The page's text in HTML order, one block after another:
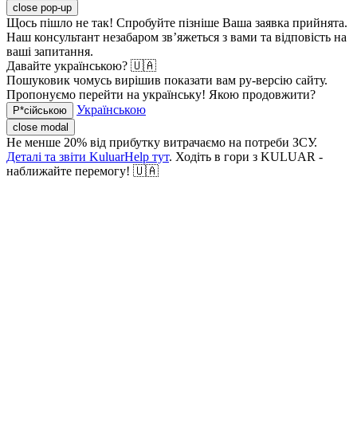
close pop-up
Щось пішло не так! Спробуйте пізніше Ваша заявка прийнята.
Наш консультант незабаром зв’яжеться з вами та відповість на
ваші запитання.
Давайте українською? 🇺🇦
Пошуковик чомусь вирішив показати вам ру-версію сайту.
Пропонуємо перейти на українську! Якою продовжити?
Р*сійською Українською
close modal
Не менше 20% від прибутку витрачаємо на потреби ЗСУ.
Деталі та звіти KuluarHelp тут. Ходіть в гори з KULUAR -
наближайте перемогу! 🇺🇦